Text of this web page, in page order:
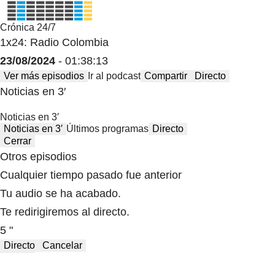
Crónica 24/7
1x24: Radio Colombia
23/08/2024 - 01:38:13
Ver más episodios Ir al podcast Compartir Directo
Noticias en 3′
Noticias en 3′
Noticias en 3′ Últimos programas Directo
Cerrar
Otros episodios
Cualquier tiempo pasado fue anterior
Tu audio se ha acabado.
Te redirigiremos al directo.
5 "
Directo
Cancelar